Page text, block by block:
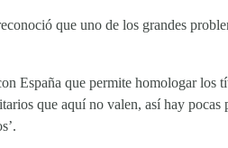
que uno de los grandes
España que permite homologar
que aquí no valen, así hay